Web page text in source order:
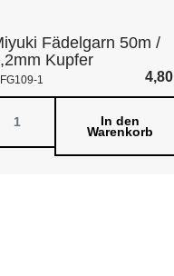
Fädelgarn 50m /
Kupfer
1 4,80
In den
Warenkorb